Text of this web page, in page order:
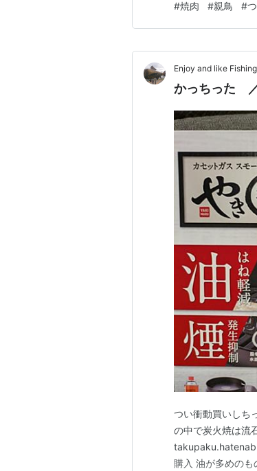
星（笑）普通のオ
お肉はそのまま…
#焼肉 #親鳥 #
Enjoy and like
かっちった
つい衝動買いしち
の中で炭火焼は流
購入 油が多めの